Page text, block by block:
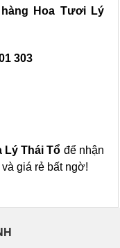
Hoa Tươi Lý
303
Lý Thái Tổ để nhận
giá rẻ bất ngờ!